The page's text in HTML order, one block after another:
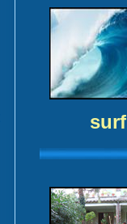
surf